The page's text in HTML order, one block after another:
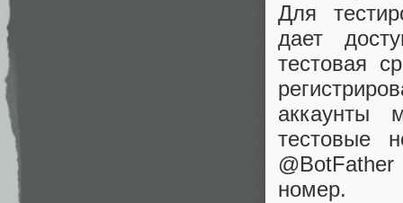
Для
дает
тестовая
аккаунты
тестовые
номер.